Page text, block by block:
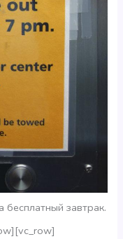
бесплатный завтрак.